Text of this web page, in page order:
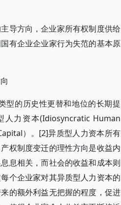
导方向，企业家所有权制度供给
有企业企业家行为失范的基本原
型的历史性更替和地位的长期提
力资本(Idiosyncratic Human
）。[2]异质型人力资本所有
权制度变迁的理性方向是收益内
息相关，而社会的收益和成本则
个企业家对其异质型人力资本的
的额外利益无把握的程度，促进